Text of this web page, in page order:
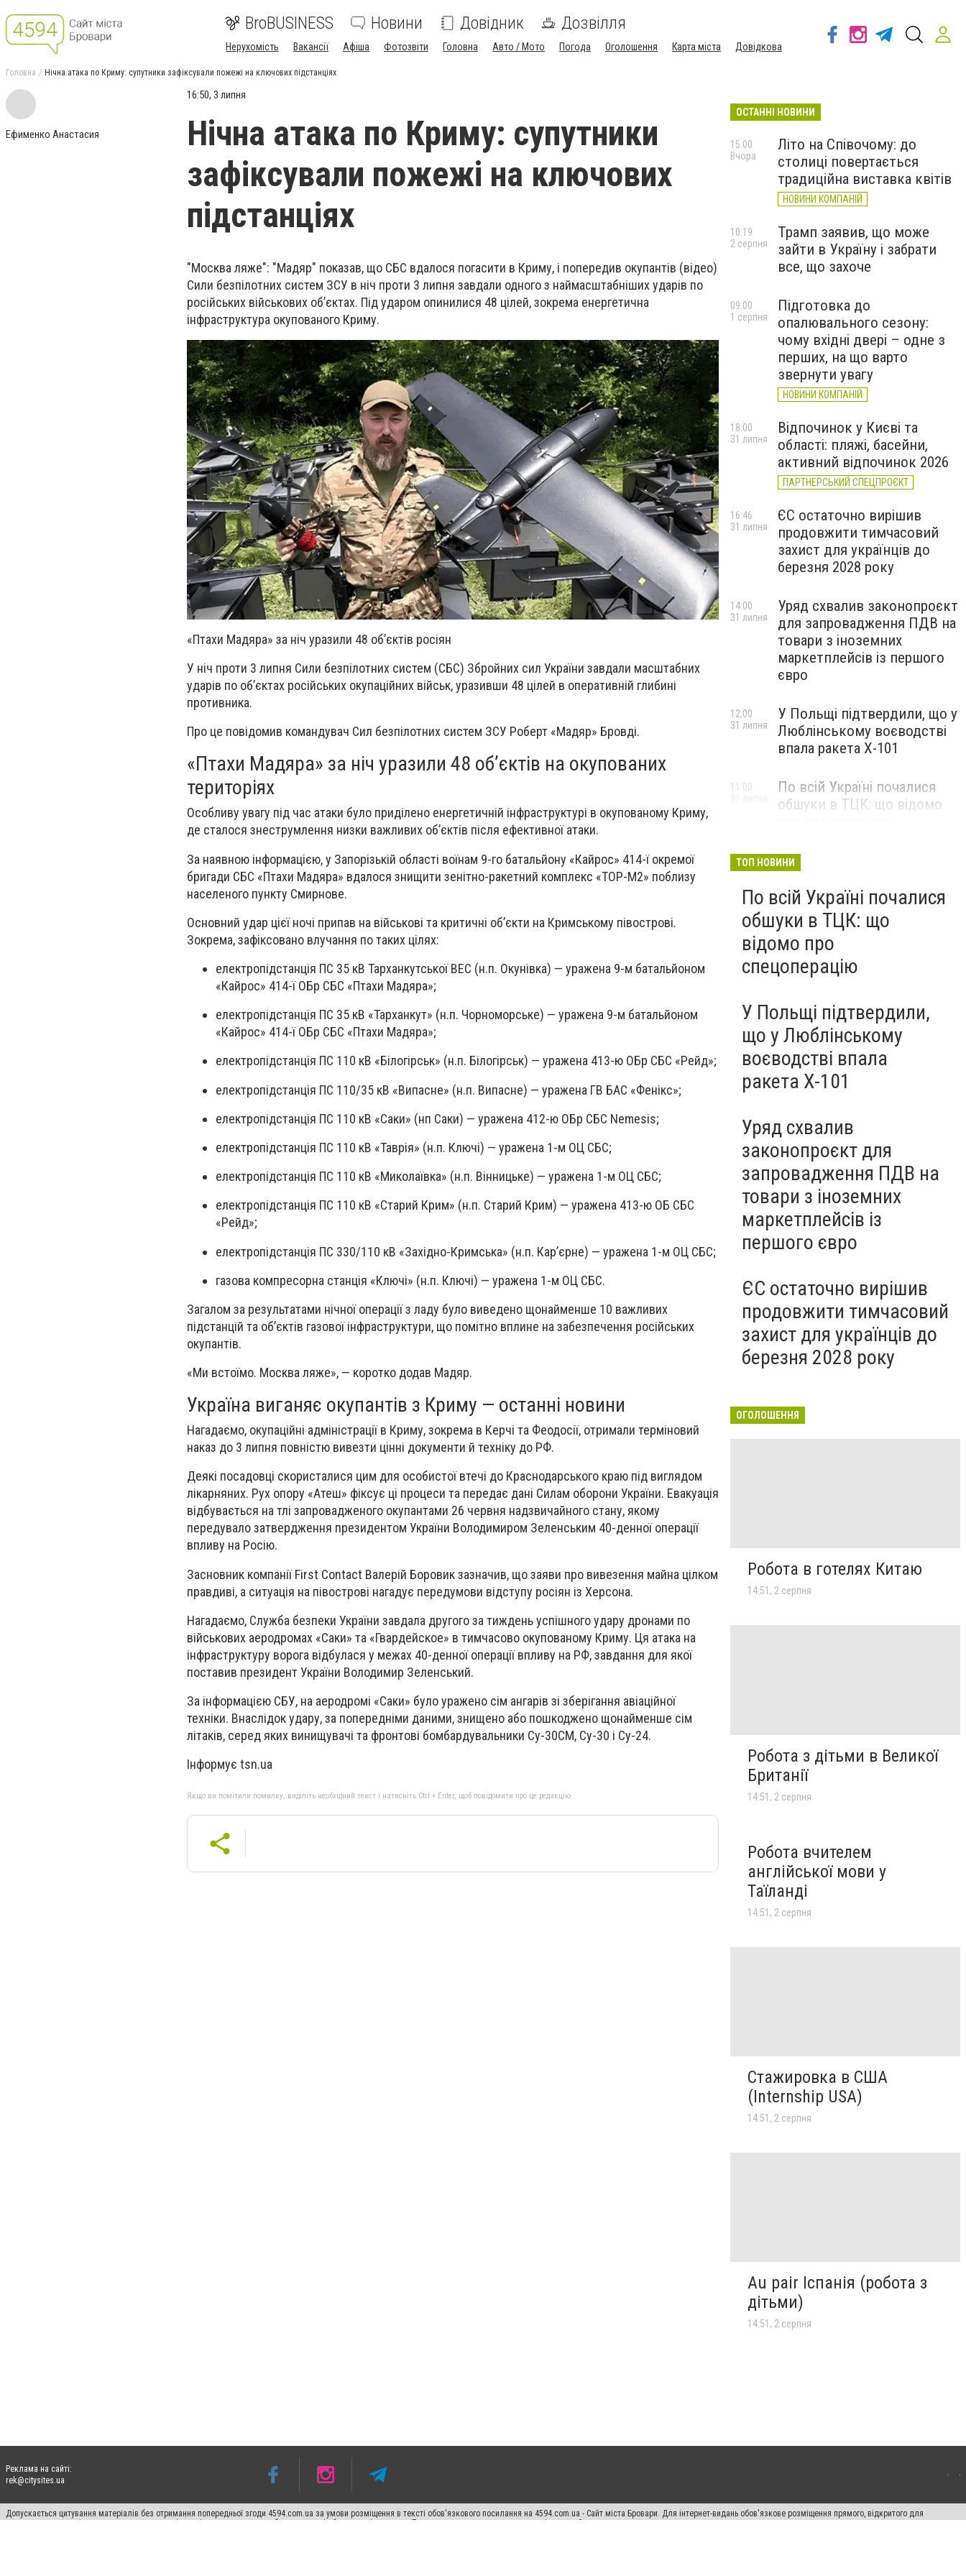
BroBUSINESS Новини Довідник Дозвілля
Нерухомість Вакансії Афіша Фотозвіти Головна Авто / Мото Погода Оголошення Карта міста Довідкова
Головна Нічна атака по Криму: супутники зафіксували пожежі на ключових підстанціях
Ефименко Анастасия
16:50, 3 липня
Нічна атака по Криму: супутники
зафіксували пожежі на ключових
підстанціях
"Москва ляже": "Мадяр" показав, що СБС вдалося погасити в Криму, і попередив окупантів (відео)
Сили безпілотних систем ЗСУ в ніч проти 3 липня завдали одного з наймасштабніших ударів по
російських військових об’єктах. Під ударом опинилися 48 цілей, зокрема енергетична
інфраструктура окупованого Криму.
«Птахи Мадяра» за ніч уразили 48 об’єктів росіян
У ніч проти 3 липня Сили безпілотних систем (СБС) Збройних сил України завдали масштабних
ударів по об’єктах російських окупаційних військ, уразивши 48 цілей в оперативній глибині
противника.
Про це повідомив командувач Сил безпілотних систем ЗСУ Роберт «Мадяр» Бровді.
«Птахи Мадяра» за ніч уразили 48 об’єктів на окупованих
територіях
Особливу увагу під час атаки було приділено енергетичній інфраструктурі в окупованому Криму,
де сталося знеструмлення низки важливих об’єктів після ефективної атаки.
За наявною інформацією, у Запорізькій області воїнам 9-го батальйону «Кайрос» 414-ї окремої
бригади СБС «Птахи Мадяра» вдалося знищити зенітно-ракетний комплекс «ТОР-М2» поблизу
населеного пункту Смирнове.
Основний удар цієї ночі припав на військові та критичні об’єкти на Кримському півострові.
Зокрема, зафіксовано влучання по таких цілях:
електропідстанція ПС 35 кВ Тарханкутської ВЕС (н.п. Окунівка) — уражена 9-м батальйоном
«Кайрос» 414-ї ОБр СБС «Птахи Мадяра»;
електропідстанція ПС 35 кВ «Тарханкут» (н.п. Чорноморське) — уражена 9-м батальйоном
«Кайрос» 414-ї ОБр СБС «Птахи Мадяра»;
електропідстанція ПС 110 кВ «Білогірськ» (н.п. Білогірськ) — уражена 413-ю ОБр СБС «Рейд»;
електропідстанція ПС 110/35 кВ «Випасне» (н.п. Випасне) — уражена ГВ БАС «Фенікс»;
електропідстанція ПС 110 кВ «Саки» (нп Саки) — уражена 412-ю ОБр СБС Nemesis;
електропідстанція ПС 110 кВ «Таврія» (н.п. Ключі) — уражена 1-м ОЦ СБС;
електропідстанція ПС 110 кВ «Миколаївка» (н.п. Вінницьке) — уражена 1-м ОЦ СБС;
електропідстанція ПС 110 кВ «Старий Крим» (н.п. Старий Крим) — уражена 413-ю ОБ СБС
«Рейд»;
електропідстанція ПС 330/110 кВ «Західно-Кримська» (н.п. Кар’єрне) — уражена 1-м ОЦ СБС;
газова компресорна станція «Ключі» (н.п. Ключі) — уражена 1-м ОЦ СБС.
Загалом за результатами нічної операції з ладу було виведено щонайменше 10 важливих
підстанцій та об’єктів газової інфраструктури, що помітно вплине на забезпечення російських
окупантів.
«Ми встоїмо. Москва ляже», — коротко додав Мадяр.
Україна виганяє окупантів з Криму — останні новини
Нагадаємо, окупаційні адміністрації в Криму, зокрема в Керчі та Феодосії, отримали терміновий
наказ до 3 липня повністю вивезти цінні документи й техніку до РФ.
Деякі посадовці скористалися цим для особистої втечі до Краснодарського краю під виглядом
лікарняних. Рух опору «Атеш» фіксує ці процеси та передає дані Силам оборони України. Евакуація
відбувається на тлі запровадженого окупантами 26 червня надзвичайного стану, якому
передувало затвердження президентом України Володимиром Зеленським 40-денної операції
впливу на Росію.
Засновник компанії First Contact Валерій Боровик зазначив, що заяви про вивезення майна цілком
правдиві, а ситуація на півострові нагадує передумови відступу росіян із Херсона.
Нагадаємо, Служба безпеки України завдала другого за тиждень успішного удару дронами по
військових аеродромах «Саки» та «Гвардейское» в тимчасово окупованому Криму. Ця атака на
інфраструктуру ворога відбулася у межах 40-денної операції впливу на РФ, завдання для якої
поставив президент України Володимир Зеленський.
За інформацією СБУ, на аеродромі «Саки» було уражено сім ангарів зі зберігання авіаційної
техніки. Внаслідок удару, за попередніми даними, знищено або пошкоджено щонайменше сім
літаків, серед яких винищувачі та фронтові бомбардувальники Су-30СМ, Су-30 і Су-24.
Інформує tsn.ua
Якщо ви помітили помилку, виділіть необхідний текст і натисніть Ctrl + Enter, щоб повідомити про це редакцію
ОСТАННІ НОВИНИ
Літо на Співочому: до
столиці повертається
традиційна виставка квітів
НОВИНИ КОМПАНІЙ
15:00
Вчора
Трамп заявив, що може
зайти в Україну і забрати
все, що захоче
10:19
2 серпня
Підготовка до
опалювального сезону:
чому вхідні двері – одне з
перших, на що варто
звернути увагу
НОВИНИ КОМПАНІЙ
09:00
1 серпня
Відпочинок у Києві та
області: пляжі, басейни,
активний відпочинок 2026
ПАРТНЕРСЬКИЙ СПЕЦПРОЄКТ
18:00
31 липня
ЄС остаточно вирішив
продовжити тимчасовий
захист для українців до
березня 2028 року
16:46
31 липня
Уряд схвалив законопроєкт
для запровадження ПДВ на
товари з іноземних
маркетплейсів із першого
євро
14:00
31 липня
У Польщі підтвердили, що у
Люблінському воєводстві
впала ракета Х-101
12:00
31 липня
По всій Україні почалися
обшуки в ТЦК: що відомо
11:00
ТОП НОВИНИ
По всій Україні почалися
обшуки в ТЦК: що
відомо про
спецоперацію
У Польщі підтвердили,
що у Люблінському
воєводстві впала
ракета Х-101
Уряд схвалив
законопроєкт для
запровадження ПДВ на
товари з іноземних
маркетплейсів із
першого євро
ЄС остаточно вирішив
продовжити тимчасовий
захист для українців до
березня 2028 року
ОГОЛОШЕННЯ
Робота в готелях Китаю
14:51, 2 серпня
Робота з дітьми в Великої
Британії
14:51, 2 серпня
Робота вчителем
англійської мови у
Таїланді
14:51, 2 серпня
Стажировка в США
(Internship USA)
14:51, 2 серпня
Au pair Іспанія (робота з
дітьми)
14:51, 2 серпня
Реклама на сайті:
rek@citysites.ua
Допускається цитування матеріалів без отримання попередньої згоди 4594.com.ua за умови розміщення в тексті обов'язкового посилання на 4594.com.ua - Сайт міста Бровари. Для інтернет-видань обов'язкове розміщення прямого, відкритого для
пошукових систем гіперпосилання на цитовані статті не нижче другого абзацу в тексті або в якості джерела. Порушення виняткових прав переслідується Законом.